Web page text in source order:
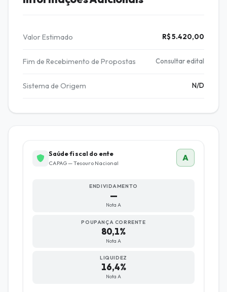
Valor Estimado R$ 5.420,00
Fim de Recebimento de Propostas Consultar edital
Sistema de Origem N/D
Saúde fiscal do ente
CAPAG — Tesouro Nacional
A
ENDIVIDAMENTO
—
Nota A
POUPANÇA CORRENTE
80,1%
Nota A
LIQUIDEZ
16,4%
Nota A